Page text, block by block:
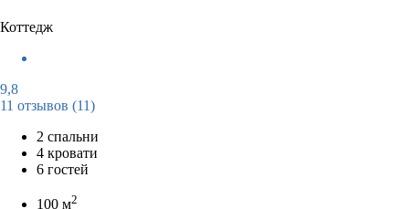
Коттедж
9,8
11 отзывов (11)
2 спальни
4 кровати
6 гостей
100 м2